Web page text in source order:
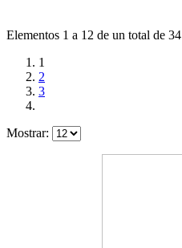
Elementos 1 a 12 de un total de 34
1
2
3
Mostrar: